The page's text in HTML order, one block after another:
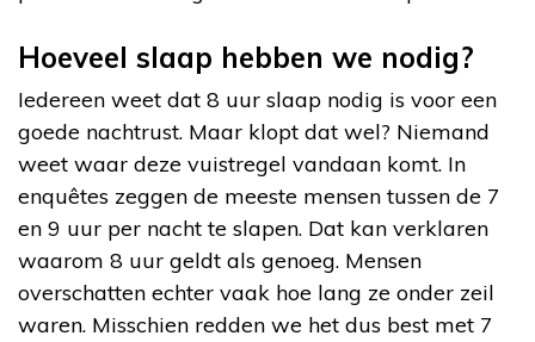
Hoeveel slaap hebben we nodig?
Iedereen weet dat 8 uur slaap nodig is voor een
goede nachtrust. Maar klopt dat wel? Niemand
weet waar deze vuistregel vandaan komt. In
enquêtes zeggen de meeste mensen tussen de 7
en 9 uur per nacht te slapen. Dat kan verklaren
waarom 8 uur geldt als genoeg. Mensen
overschatten echter vaak hoe lang ze onder zeil
waren. Misschien redden we het dus best met 7